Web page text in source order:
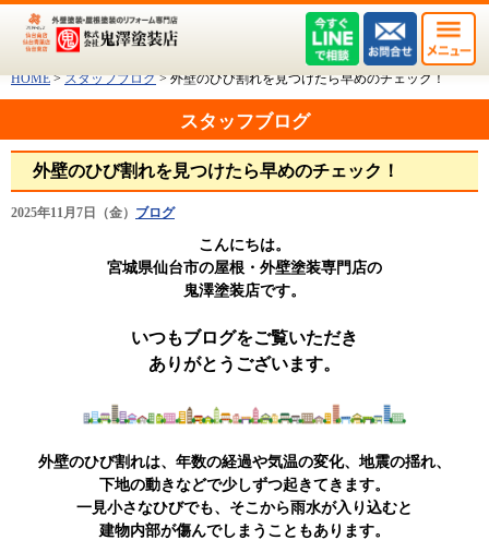
HOME > スタッフブログ > 外壁のひび割れを見つけたら早めのチェック！
スタッフブログ
外壁のひび割れを見つけたら早めのチェック！
2025年11月7日（金） ブログ
こんにちは。
宮城県仙台市の屋根・外壁塗装専門店の
鬼澤塗装店です。
いつもブログをご覧いただき
ありがとうございます。
外壁のひび割れは、年数の経過や気温の変化、地震の揺れ、
下地の動きなどで少しずつ起きてきます。
一見小さなひびでも、そこから雨水が入り込むと
建物内部が傷んでしまうこともあります。